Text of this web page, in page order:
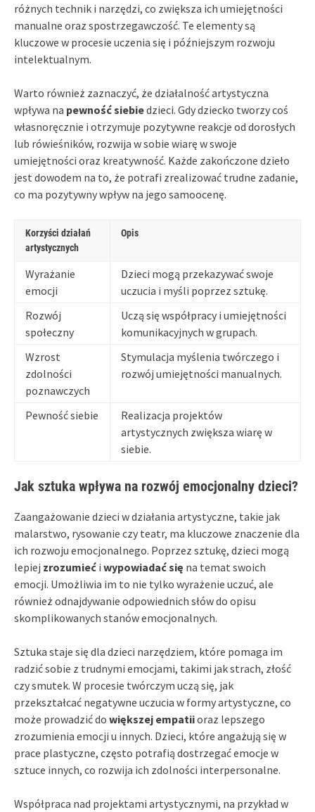
różnych technik i narzędzi, co zwiększa ich umiejętności
manualne oraz spostrzegawczość. Te elementy są
kluczowe w procesie uczenia się i późniejszym rozwoju
intelektualnym.
Warto również zaznaczyć, że działalność artystyczna
wpływa na pewność siebiedzieci. Gdy dziecko tworzy coś
własnoręcznie i otrzymuje pozytywne reakcje od dorosłych
lub rówieśników, rozwija w sobie wiarę w swoje
umiejętności oraz kreatywność. Każde zakończone dzieło
jest dowodem na to, że potrafi zrealizować trudne zadanie,
co ma pozytywny wpływ na jego samoocenę.
Korzyści działań
artystycznych
Opis
Wyrażanie
emocji
Dzieci mogą przekazywać swoje
uczucia i myśli poprzez sztukę.
Rozwój
społeczny
Uczą się współpracy i umiejętności
komunikacyjnych w grupach.
Wzrost
zdolności
poznawczych
Stymulacja myślenia twórczego i
rozwój umiejętności manualnych.
Pewność siebie
Realizacja projektów
artystycznych zwiększa wiarę w
siebie.
Jak sztuka wpływa na rozwój emocjonalny dzieci?
Zaangażowanie dzieci w działania artystyczne, takie jak
malarstwo, rysowanie czy teatr, ma kluczowe znaczenie dla
ich rozwoju emocjonalnego. Poprzez sztukę, dzieci mogą
lepiej zrozumieć i wypowiadać się na temat swoich
emocji. Umożliwia im to nie tylko wyrażenie uczuć, ale
również odnajdywanie odpowiednich słów do opisu
skomplikowanych stanów emocjonalnych.
Sztuka staje się dla dzieci narzędziem, które pomaga im
radzić sobie z trudnymi emocjami, takimi jak strach, złość
czy smutek. W procesie twórczym uczą się, jak
przekształcać negatywne uczucia w formy artystyczne, co
może prowadzić do większej empatiioraz lepszego
zrozumienia emocji u innych. Dzieci, które angażują się w
prace plastyczne, często potrafią dostrzegać emocje w
sztuce innych, co rozwija ich zdolności interpersonalne.
Współpraca nad projektami artystycznymi, na przykład w